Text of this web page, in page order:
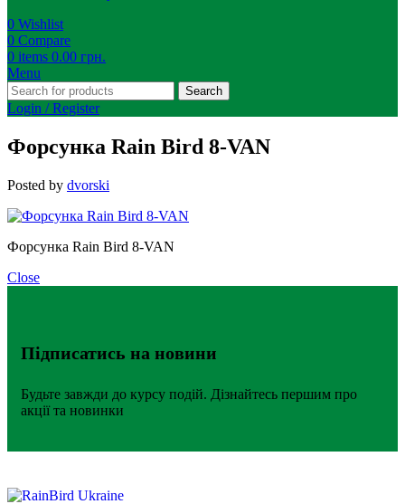
0 Wishlist
0 Compare
0 items 0.00 грн.
Menu
Search
Login / Register
Форсунка Rain Bird 8-VAN
Posted by dvorski
Форсунка Rain Bird 8-VAN
Close
Підписатись на новини
Будьте завжди до курсу подій. Дізнайтесь першим про
акції та новинки